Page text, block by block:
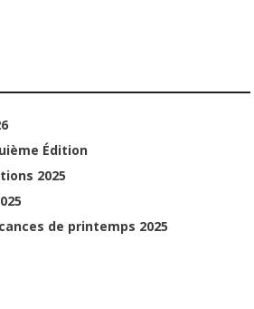
Édition
2025
de printemps 2025